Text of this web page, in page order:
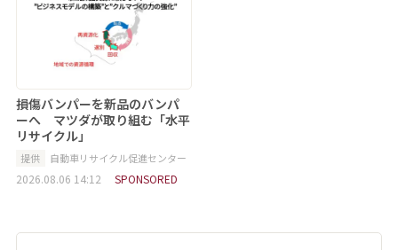
損傷バンパーを新品のバンパ
ーへ マツダが取り組む「水平
リサイクル」
提供 自動車リサイクル促進センター
2026.08.06 14:12 SPONSORED